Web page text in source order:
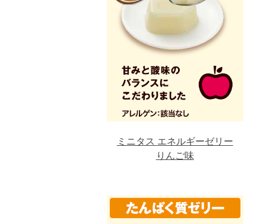
ミニタス エネルギーゼリー
りんご味